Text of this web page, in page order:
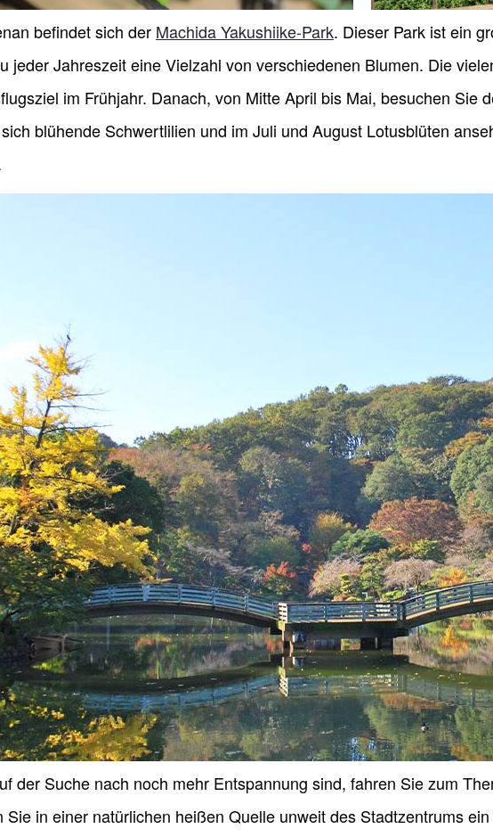
befindet sich der Machida Yakushiike-Park. Dieser Park ist ein
jeder Jahreszeit eine Vielzahl von verschiedenen Blumen. Die
im Frühjahr. Danach, von Mitte April bis Mai, besuchen Sie
blühende Schwertlilien und im Juli und August Lotusblüten
der Suche nach noch mehr Entspannung sind, fahren Sie zum
Sie in einer natürlichen heißen Quelle unweit des Stadtzentrums